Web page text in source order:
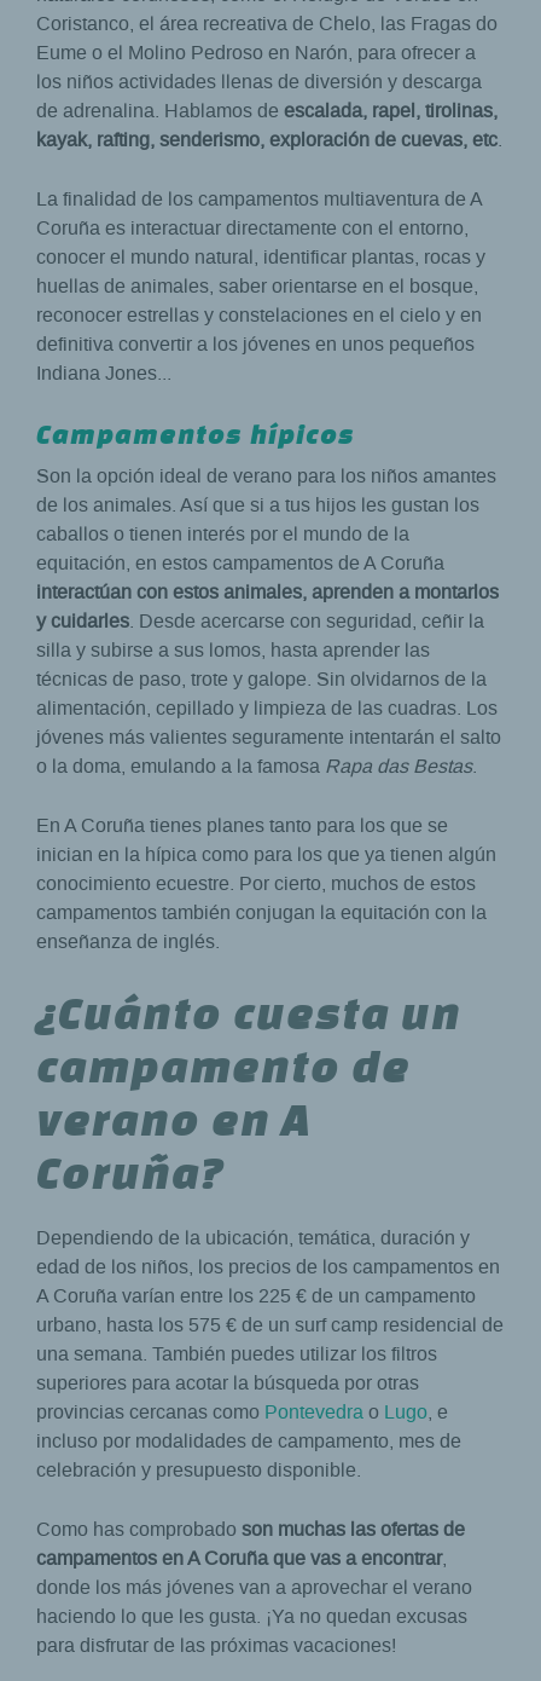
Coristanco, el área recreativa de Chelo, las Fragas do
Eume o el Molino Pedroso en Narón, para ofrecer a
los niños actividades llenas de diversión y descarga
de adrenalina. Hablamos de escalada, rapel, tirolinas,
kayak, rafting, senderismo, exploración de cuevas, etc.
La finalidad de los campamentos multiaventura de A
Coruña es interactuar directamente con el entorno,
conocer el mundo natural, identificar plantas, rocas y
huellas de animales, saber orientarse en el bosque,
reconocer estrellas y constelaciones en el cielo y en
definitiva convertir a los jóvenes en unos pequeños
Indiana Jones...
Campamentos hípicos
Son la opción ideal de verano para los niños amantes
de los animales. Así que si a tus hijos les gustan los
caballos o tienen interés por el mundo de la
equitación, en estos campamentos de A Coruña
interactúan con estos animales, aprenden a montarlos
y cuidarles. Desde acercarse con seguridad, ceñir la
silla y subirse a sus lomos, hasta aprender las
técnicas de paso, trote y galope. Sin olvidarnos de la
alimentación, cepillado y limpieza de las cuadras. Los
jóvenes más valientes seguramente intentarán el salto
o la doma, emulando a la famosa Rapa das Bestas.
En A Coruña tienes planes tanto para los que se
inician en la hípica como para los que ya tienen algún
conocimiento ecuestre. Por cierto, muchos de estos
campamentos también conjugan la equitación con la
enseñanza de inglés.
¿Cuánto cuesta un
campamento de
verano en A
Coruña?
Dependiendo de la ubicación, temática, duración y
edad de los niños, los precios de los campamentos en
A Coruña varían entre los 225 € de un campamento
urbano, hasta los 575 € de un surf camp residencial de
una semana. También puedes utilizar los filtros
superiores para acotar la búsqueda por otras
provincias cercanas como Pontevedrao Lugo, e
incluso por modalidades de campamento, mes de
celebración y presupuesto disponible.
Como has comprobado son muchas las ofertas de
campamentos en A Coruña que vas a encontrar,
donde los más jóvenes van a aprovechar el verano
haciendo lo que les gusta. ¡Ya no quedan excusas
para disfrutar de las próximas vacaciones!